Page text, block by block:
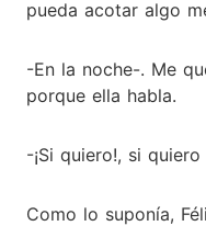
pueda acotar algo
-En la noche-. Me
porque ella habla.
-¡Si quiero!, si
Como lo suponía,